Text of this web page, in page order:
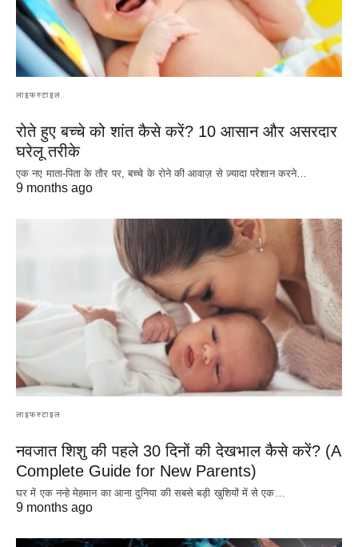
लाइफस्टाइल
रोते हुए बच्चे को शांत कैसे करें? 10 आसान और असरदार
घरेलू तरीके
एक नए माता-पिता के तौर पर, बच्चे के रोने की आवाज़ से ज़्यादा परेशान करने…
9 months ago
लाइफस्टाइल
नवजात शिशु की पहले 30 दिनों की देखभाल कैसे करें? (A
Complete Guide for New Parents)
घर में एक नन्हे मेहमान का आना दुनिया की सबसे बड़ी खुशियों में से एक…
9 months ago